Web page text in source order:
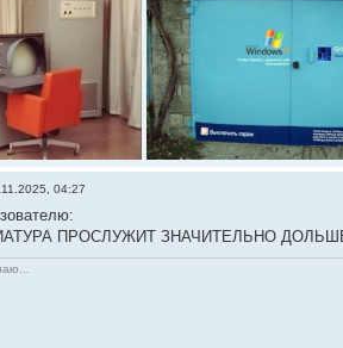
04:27
ПРОСЛУЖИТ ЗНАЧИТЕЛЬНО